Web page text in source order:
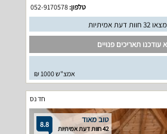
טלפון:052-9170578
32 חוות דעת אמיתיות
עודכנו תאריכים פנויים
אמצ"ש 1000 ₪
חד נס
8.8 טוב מאוד
42 חוות דעת אמיתיות